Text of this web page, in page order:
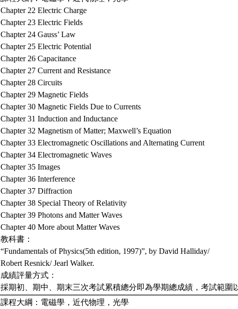
Chapter 22 Electric Charge
Chapter 23 Electric Fields
Chapter 24 Gauss’ Law
Chapter 25 Electric Potential
Chapter 26 Capacitance
Chapter 27 Current and Resistance
Chapter 28 Circuits
Chapter 29 Magnetic Fields
Chapter 30 Magnetic Fields Due to Currents
Chapter 31 Induction and Inductance
Chapter 32 Magnetism of Matter; Maxwell’s Equation
Chapter 33 Electromagnetic Oscillations and Alternating Current
Chapter 34 Electromagnetic Waves
Chapter 35 Images
Chapter 36 Interference
Chapter 37 Diffraction
Chapter 38 Special Theory of Relativity
Chapter 39 Photons and Matter Waves
Chapter 40 More about Matter Waves
教科書：
“Fundamentals of Physics(5th edition, 1997)”, by David Halliday/
Robert Resnick/ Jearl Walker.
成績評量方式：
採期初、期中、期末三次考試累積總分即為學期總成績，考試範圍
課程大綱：電磁學，近代物理，光學